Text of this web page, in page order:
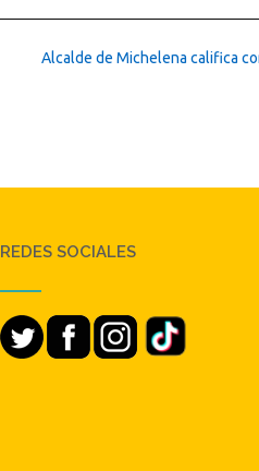
Alcalde de Michelena califica
REDES SOCIALES